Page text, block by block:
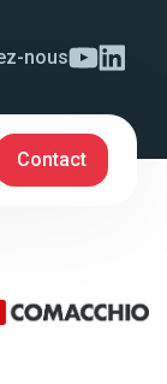
nous
Contact